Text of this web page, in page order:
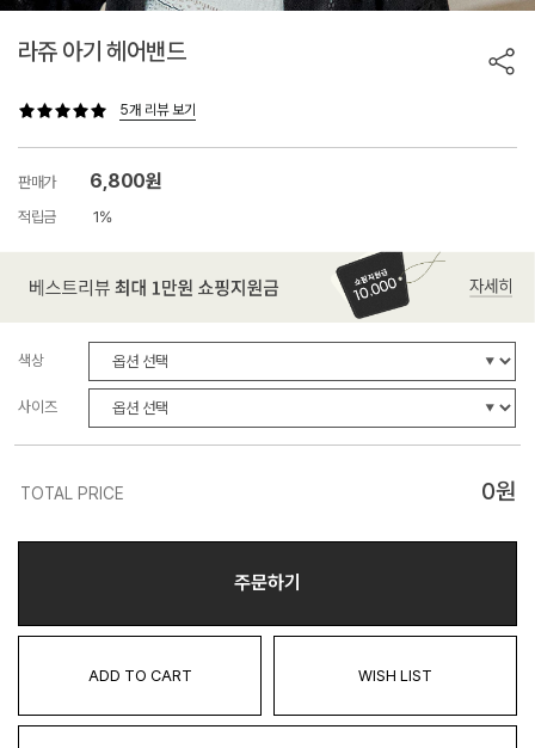
라쥬 아기 헤어밴드
5개 리뷰 보기
판매가 6,800원
적립금 1%
색상
사이즈
TOTAL PRICE 0원
주문하기
ADD TO CART WISH LIST